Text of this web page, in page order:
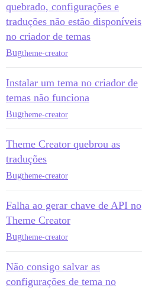
quebrado, configurações e
traduções não estão disponíveis
no criador de temas
Bugtheme-creator
Instalar um tema no criador de
temas não funciona
Bugtheme-creator
Theme Creator quebrou as
traduções
Bugtheme-creator
Falha ao gerar chave de API no
Theme Creator
Bugtheme-creator
Não consigo salvar as
configurações de tema no